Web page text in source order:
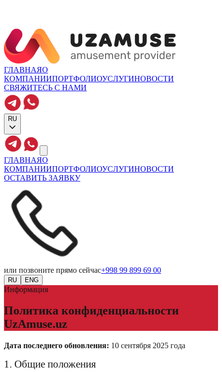
ГЛАВНАЯО
КОМПАНИИПОРТФОЛИОУСЛУГИНОВОСТИ
СВЯЖИТЕСЬ С НАМИ
RU
ГЛАВНАЯО
КОМПАНИИПОРТФОЛИОУСЛУГИНОВОСТИ
ОСТАВИТЬ ЗАЯВКУ
или позвоните прямо сейчас+998 99 899 69 00
RU ENG
Информация
Политика конфиденциальности
UzAmuse.uz
Дата последнего обновления: 10 сентября 2025 года
1. Общие положения